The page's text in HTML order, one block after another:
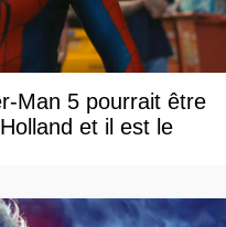
Man 5 pourrait être
et il est le